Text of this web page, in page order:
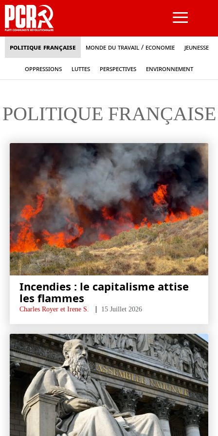
≡
Politique française Monde du travail / Economie Jeunesse
Oppressions Luttes Perspectives Environnement
POLITIQUE FRANÇAISE
Incendies : le capitalisme attise
les flammes
Charles Royer et Irene S. 15 Juillet 2026